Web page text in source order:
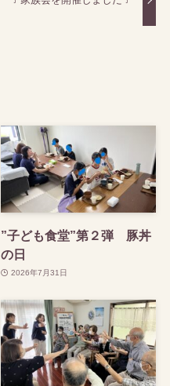
”子ども食堂”第２弾 豚丼
の日
2026年7月31日